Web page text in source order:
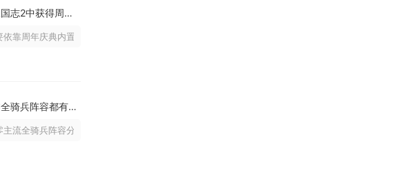
如何在少年三国志2中获得周年玉币
依靠周年庆典内置各类限时活动、日常玩法目标、周年...
少年三国志零全骑兵阵容都有哪几种
主流全骑兵阵容分为蜀骑突击流、群雄重骑爆发流、野...